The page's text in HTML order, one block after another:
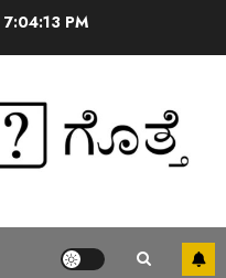
7:04:13 PM